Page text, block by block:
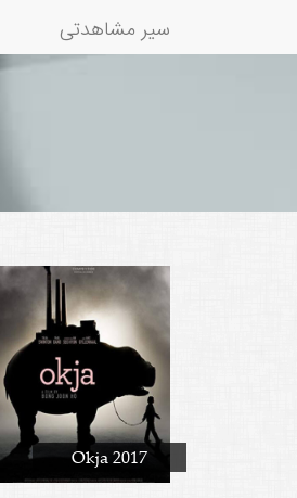
سیر مشاهدتی
Okja 2017